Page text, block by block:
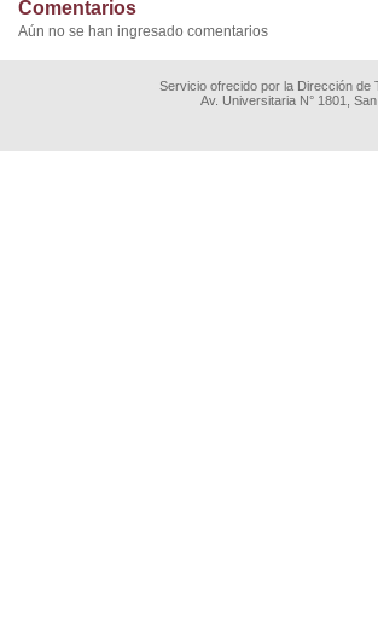
Comentarios
Aún no se han ingresado comentarios
Servicio ofrecido por la Dirección
Av. Universitaria N° 1801,